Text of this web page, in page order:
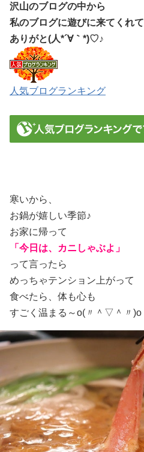
沢山のブログの中から
私のブログに遊びに来てくれて
ありがと(人*´∀｀*)♡♪
人気ブログランキング
寒いから、
お鍋が嬉しい季節♪
お家に帰って
「今日は、カニしゃぶよ」
って言ったら
めっちゃテンション上がって
食べたら、体も心も
すごく温まる～o(〃＾▽＾〃)o